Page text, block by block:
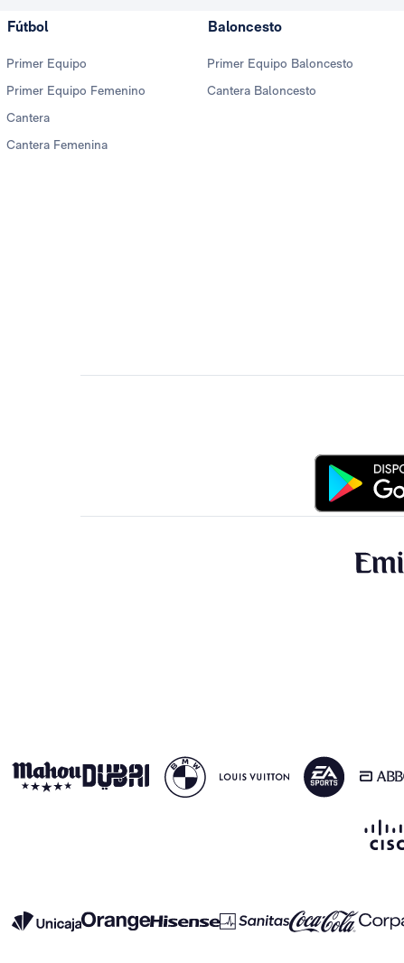
Fútbol
Primer Equipo
Primer Equipo Femenino
Cantera
Cantera Femenina
Baloncesto
Primer Equipo Baloncesto
Cantera Baloncesto